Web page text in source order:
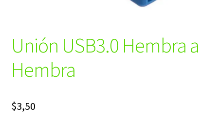
Unión USB3.0 Hembra a
Hembra
$3,50